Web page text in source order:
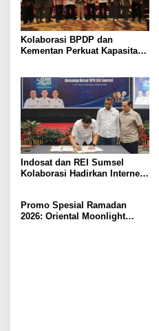
Kolaborasi BPDP dan
Kementan Perkuat Kapasitas
Indosat dan REI Sumsel
Kolaborasi Hadirkan Internet
Promo Spesial Ramadan
2026: Oriental Moonlight